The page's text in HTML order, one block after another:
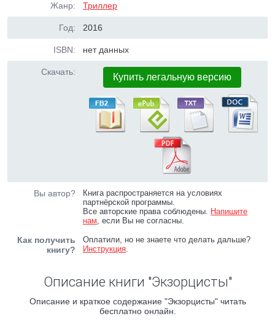
Жанр: Триллер
Год: 2016
ISBN: нет данных
Скачать: Купить легальную версию
Вы автор?
Книга распространяется на условиях
партнёрской программы.
Все авторские права соблюдены. Напишите
нам, если Вы не согласны.
Как получить
книгу?
Оплатили, но не знаете что делать дальше?
Инструкция.
Описание книги "Экзорцисты"
Описание и краткое содержание "Экзорцисты" читать
бесплатно онлайн.